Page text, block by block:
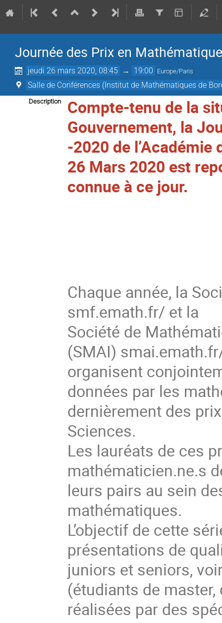
Journée des Prix en
jeudi 26 mars 2020, 08:45 → 19:00 Europe/Paris
Salle de Conférences (Institut de Mathématiques de
Description
Compte-tenu de la
Gouvernement, la
-2020 de
26 Mars 2020 est
connue à ce jour.
Chaque année, la
smf.emath.fr/ et la
Société de
(SMAI)
organisent
données par les
dernièrement des
Sciences.
Les lauréats de ces
mathématicien.ne.s
leurs pairs au sein
mathématiques.
L’objectif de cette
présentations de
juniors et seniors,
(étudiants de
réalisées par des